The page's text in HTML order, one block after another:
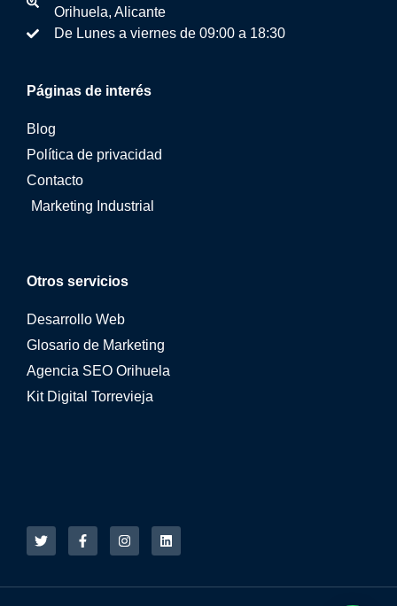
Otros servicios
Desarrollo Web
Glosario de Marketing
Agencia SEO Orihuela
Kit Digital Torrevieja
Páginas de interés
Blog
Política de privacidad
Contacto
Marketing Industrial
Orihuela, Alicante
De Lunes a viernes de 09:00 a 18:30